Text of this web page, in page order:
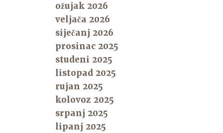
ožujak 2026
veljača 2026
siječanj 2026
prosinac 2025
studeni 2025
listopad 2025
rujan 2025
kolovoz 2025
srpanj 2025
lipanj 2025